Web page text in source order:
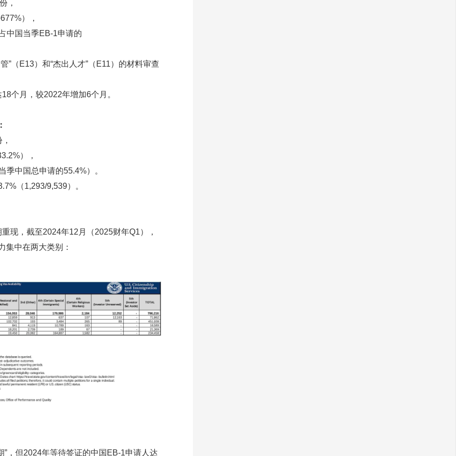
，
），
中国当季EB-1申请的
”（E13）和“杰出人才”（E11）的材料审查
个月，较2022年增加6个月。
），
季中国总申请的55.4%）。
（1,293/9,539）。
现，截至2024年12月（2025财年Q1），
集中在两大类别：
”，但2024年等待签证的中国EB-1申请人达